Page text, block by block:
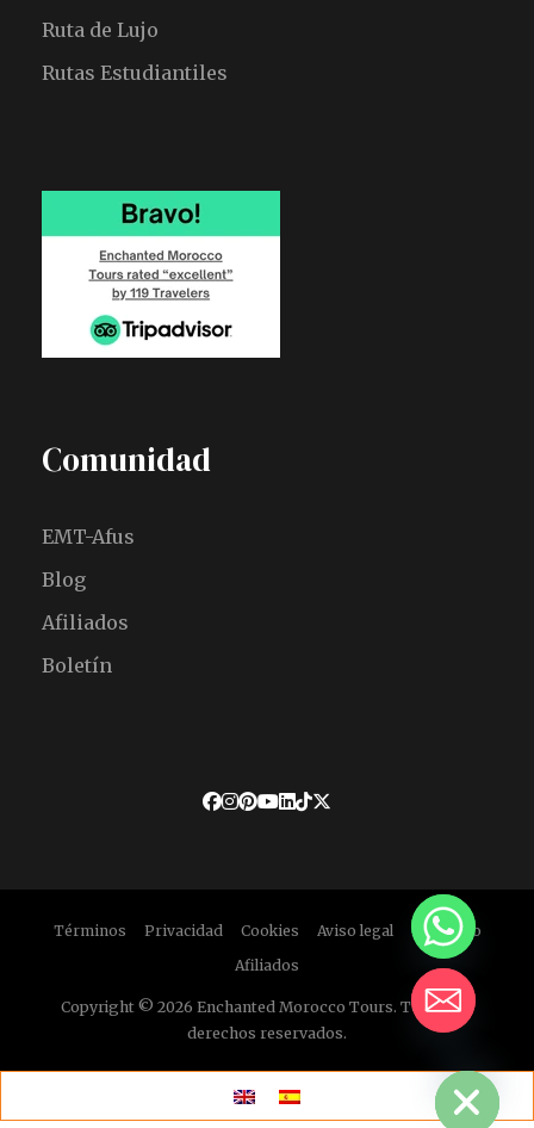
Ruta de Lujo
Rutas Estudiantiles
Comunidad
EMT-Afus
Blog
Afiliados
Boletín
Términos Privacidad Cookies Aviso legal
Descargo
Afiliados
Copyright © 2026 Enchanted Morocco Tours. Todos los
derechos reservados.